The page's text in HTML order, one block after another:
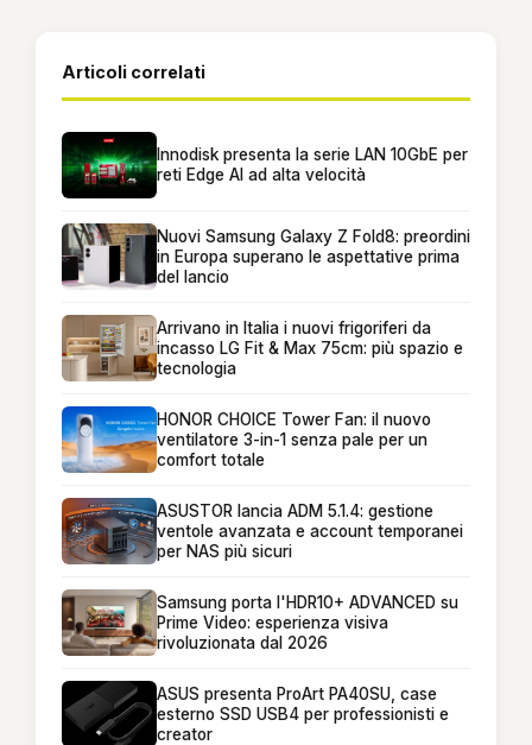
Articoli correlati
Innodisk presenta la serie LAN 10GbE per
reti Edge AI ad alta velocità
Nuovi Samsung Galaxy Z Fold8: preordini
in Europa superano le aspettative prima
del lancio
Arrivano in Italia i nuovi frigoriferi da
incasso LG Fit & Max 75cm: più spazio e
tecnologia
HONOR CHOICE Tower Fan: il nuovo
ventilatore 3-in-1 senza pale per un
comfort totale
ASUSTOR lancia ADM 5.1.4: gestione
ventole avanzata e account temporanei
per NAS più sicuri
Samsung porta l'HDR10+ ADVANCED su
Prime Video: esperienza visiva
rivoluzionata dal 2026
ASUS presenta ProArt PA40SU, case
esterno SSD USB4 per professionisti e
creator